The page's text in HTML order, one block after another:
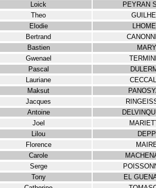
Loick
PEYRAN
Theo
Elodie
Bertrand
Bastien
MARY
Gwenael
Pascal
Lauriane
Maksut
Jacques
Antoine
Joel
Lilou
DEPP
Florence
Carole
Serge
Tony
EL